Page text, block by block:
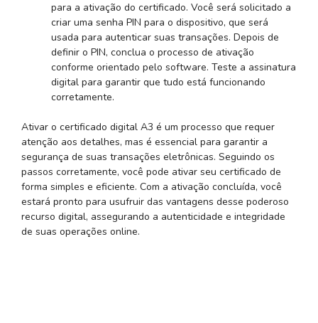
para a ativação do certificado. Você será solicitado a
criar uma senha PIN para o dispositivo, que será
usada para autenticar suas transações. Depois de
definir o PIN, conclua o processo de ativação
conforme orientado pelo software. Teste a assinatura
digital para garantir que tudo está funcionando
corretamente.
Ativar o certificado digital A3 é um processo que requer
atenção aos detalhes, mas é essencial para garantir a
segurança de suas transações eletrônicas. Seguindo os
passos corretamente, você pode ativar seu certificado de
forma simples e eficiente. Com a ativação concluída, você
estará pronto para usufruir das vantagens desse poderoso
recurso digital, assegurando a autenticidade e integridade
de suas operações online.